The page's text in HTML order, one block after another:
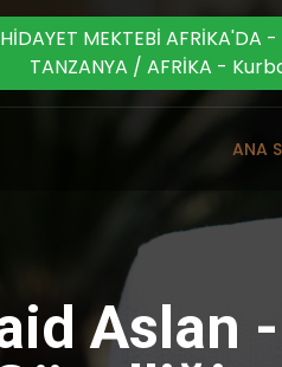
HİDAYET MEKTEBİ AFRİKA'DA
TANZANYA / AFRİKA -
ANA